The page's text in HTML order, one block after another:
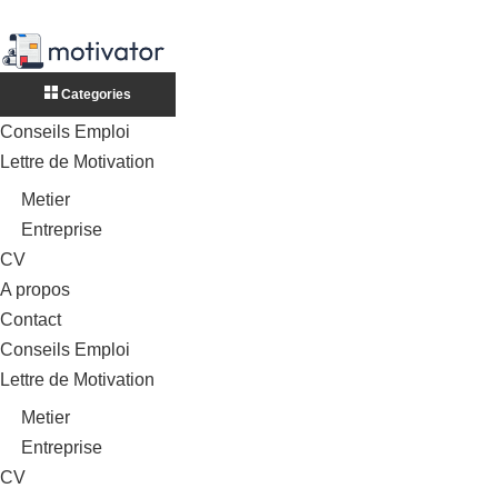
Categories
Conseils Emploi
Lettre de Motivation
Metier
Entreprise
CV
A propos
Contact
Conseils Emploi
Lettre de Motivation
Metier
Entreprise
CV